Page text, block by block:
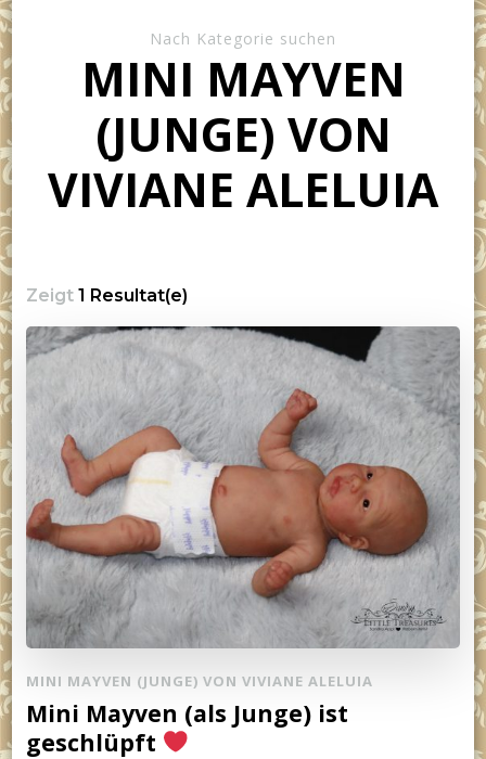
Nach Kategorie suchen
MINI MAYVEN
(JUNGE) VON
VIVIANE ALELUIA
Zeigt 1 Resultat(e)
MINI MAYVEN (JUNGE) VON VIVIANE ALELUIA
Mini Mayven (als Junge) ist
geschlüpft